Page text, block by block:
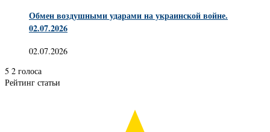
Обмен воздушными ударами на украинской войне.
02.07.2026
02.07.2026
5 2 голоса
Рейтинг статьи